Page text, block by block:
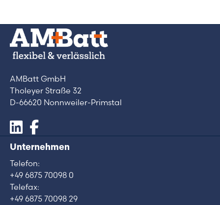
AMBatt GmbH
Tholeyer Straße 32
D-66620 Nonnweiler-Primstal
Unternehmen
Telefon:
+49 6875 70098 0
Telefax:
+49 6875 70098 29